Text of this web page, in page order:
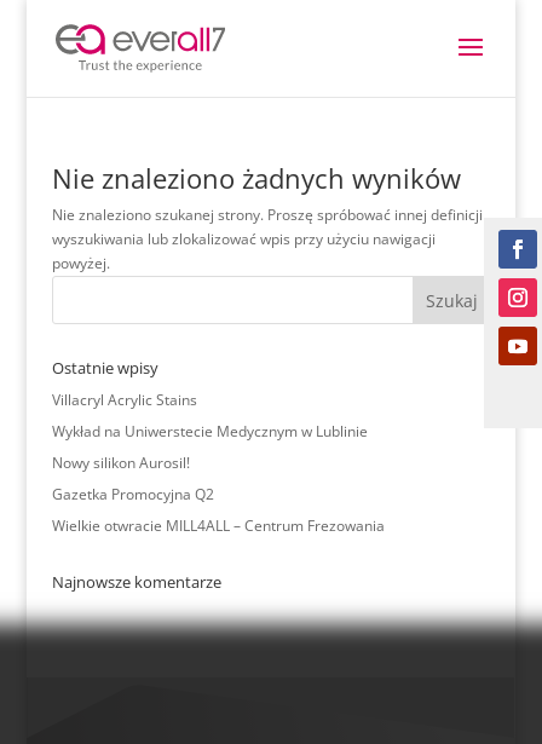
Nie znaleziono żadnych wyników
Nie znaleziono szukanej strony. Proszę spróbować innej definicji
wyszukiwania lub zlokalizować wpis przy użyciu nawigacji
powyżej.
Ostatnie wpisy
Villacryl Acrylic Stains
Wykład na Uniwerstecie Medycznym w Lublinie
Nowy silikon Aurosil!
Gazetka Promocyjna Q2
Wielkie otwracie MILL4ALL – Centrum Frezowania
Najnowsze komentarze